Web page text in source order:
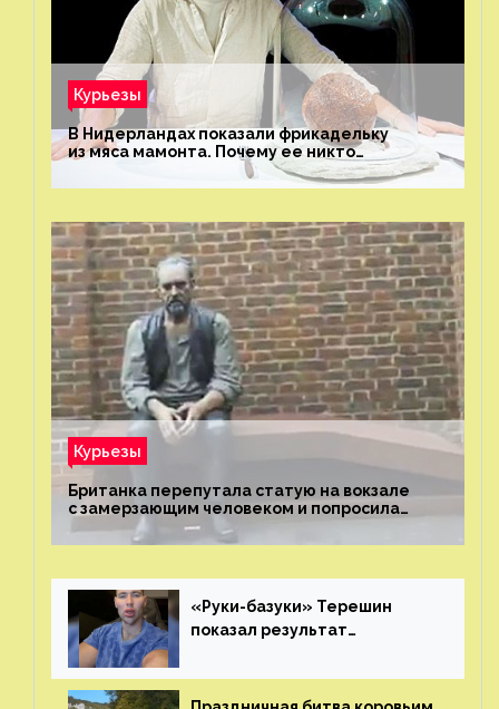
Курьезы
В Нидерландах показали фрикадельку
из мяса мамонта. Почему ее никто
Курьезы
Британка перепутала статую на вокзале
с замерзающим человеком и попросила
о помощи
«Руки-базуки» Терешин
показал результат